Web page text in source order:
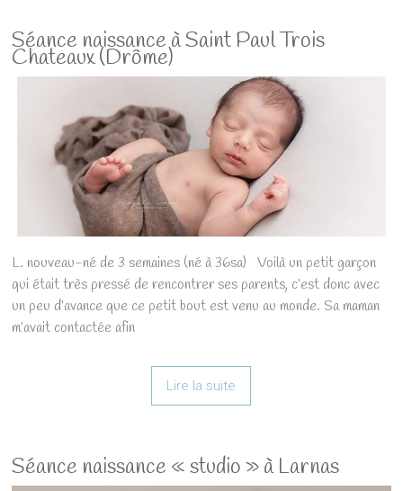
Séance naissance à Saint Paul Trois
Chateaux (Drôme)
L. nouveau-né de 3 semaines (né à 36sa) Voilà un petit garçon
qui était très pressé de rencontrer ses parents, c’est donc avec
un peu d’avance que ce petit bout est venu au monde. Sa maman
m’avait contactée afin
Lire la suite
Séance naissance « studio » à Larnas